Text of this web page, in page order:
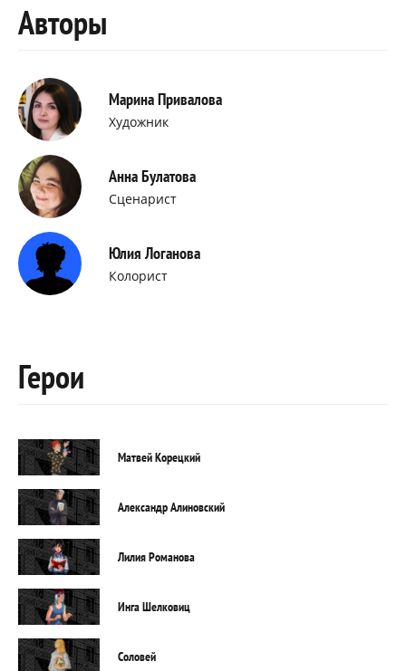
Авторы
Марина Привалова
Художник
Анна Булатова
Сценарист
Юлия Логанова
Колорист
Герои
Матвей Корецкий
Александр Алиновский
Лилия Романова
Инга Шелковиц
Соловей